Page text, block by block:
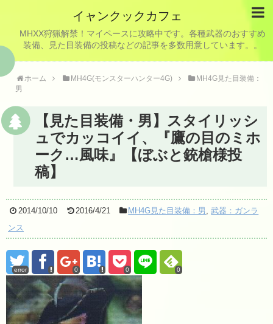
イャンクックカフェ
MHXX狩猟解禁！マイペースに攻略中です。各種武器のおすすめ
装備、見た目装備の投稿などの記事を多数用意しています。。
ホーム MH4G(モンスターハンター4G)
MH4G見た目装備：
男
【見た目装備・男】スタイリッシ
ュでカッコイイ、『鷹の目のミホ
ーク…風味』【ぼぶと銃槍様投
稿】
2014/10/10 2016/4/21 MH4G見た目装備：男 ,武器：ガンラ
ンス
error 0 0 0